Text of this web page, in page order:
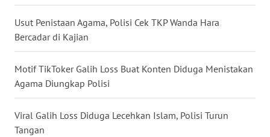
Usut Penistaan Agama, Polisi Cek TKP Wanda Hara
Bercadar di Kajian
Motif TikToker Galih Loss Buat Konten Diduga Menistakan
Agama Diungkap Polisi
Viral Galih Loss Diduga Lecehkan Islam, Polisi Turun
Tangan
WN
SUMBAR
SUMSEL